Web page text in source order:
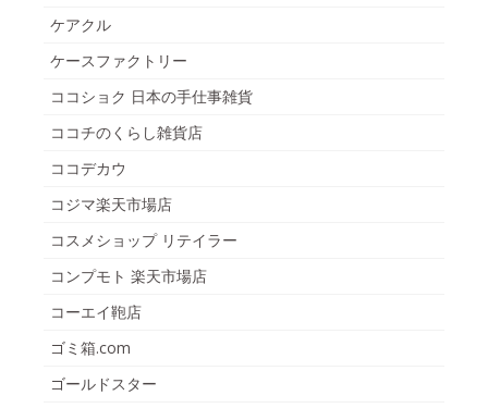
ケアクル
ケースファクトリー
ココショク 日本の手仕事雑貨
ココチのくらし雑貨店
ココデカウ
コジマ楽天市場店
コスメショップ リテイラー
コンプモト 楽天市場店
コーエイ鞄店
ゴミ箱.com
ゴールドスター